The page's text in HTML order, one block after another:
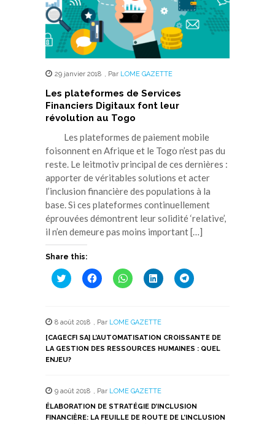
29 janvier 2018 , Par LOME GAZETTE
Les plateformes de Services
Financiers Digitaux font leur
révolution au Togo
Les plateformes de paiement mobile
foisonnent en Afrique et le Togo n’est pas du
reste. Le leitmotiv principal de ces dernières :
apporter de véritables solutions et acter
l’inclusion financière des populations à la
base. Si ces plateformes continuellement
éprouvées démontrent leur solidité ‘relative’,
il n’en demeure pas moins important […]
Share this:
Cliquez
pour
une
nouvelle
fenêtre)
Cliquez
pour
une
nouvelle
fenêtre)
Cliquez
pour
une
nouvelle
fenêtre)
Cliquez
pour
une
nouvelle
fenêtre)
Cliquez
pour
nouvelle
fenêtre)
8 août 2018 , Par LOME GAZETTE
[CAGECFI SA] L’AUTOMATISATION CROISSANTE DE
LA GESTION DES RESSOURCES HUMAINES : QUEL
ENJEU?
9 août 2018 , Par LOME GAZETTE
ÉLABORATION DE STRATÉGIE D’INCLUSION
FINANCIÈRE: LA FEUILLE DE ROUTE DE L’INCLUSION